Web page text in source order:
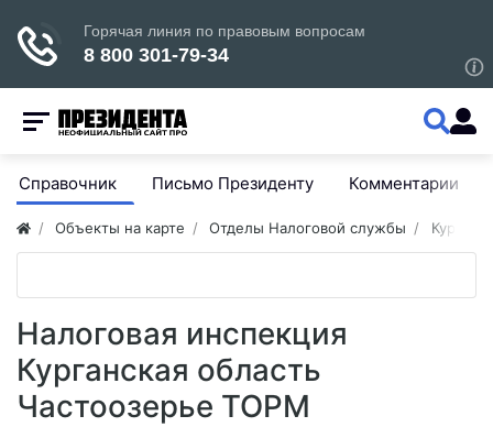
Справочник Письмо Президенту Комментарии
Объекты на карте Отделы Налоговой службы
Налоговая инспекция
Курганская область
Частоозерье ТОРМ